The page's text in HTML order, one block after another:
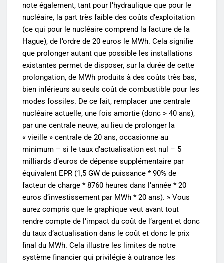
note également, tant pour l’hydraulique que pour le
nucléaire, la part très faible des coûts d’exploitation
(ce qui pour le nucléaire comprend la facture de la
Hague), de l’ordre de 20 euros le MWh. Cela signifie
que prolonger autant que possible les installations
existantes permet de disposer, sur la durée de cette
prolongation, de MWh produits à des coûts très bas,
bien inférieurs au seuls coût de combustible pour les
modes fossiles. De ce fait, remplacer une centrale
nucléaire actuelle, une fois amortie (donc > 40 ans),
par une centrale neuve, au lieu de prolonger la
« vieille » centrale de 20 ans, occasionne au
minimum – si le taux d’actualisation est nul – 5
milliards d’euros de dépense supplémentaire par
équivalent EPR (1,5 GW de puissance * 90% de
facteur de charge * 8760 heures dans l’année * 20
euros d’investissement par MWh * 20 ans). » Vous
aurez compris que le graphique veut avant tout
rendre compte de l’impact du coût de l’argent et donc
du taux d’actualisation dans le coût et donc le prix
final du MWh. Cela illustre les limites de notre
système financier qui privilégie à outrance les